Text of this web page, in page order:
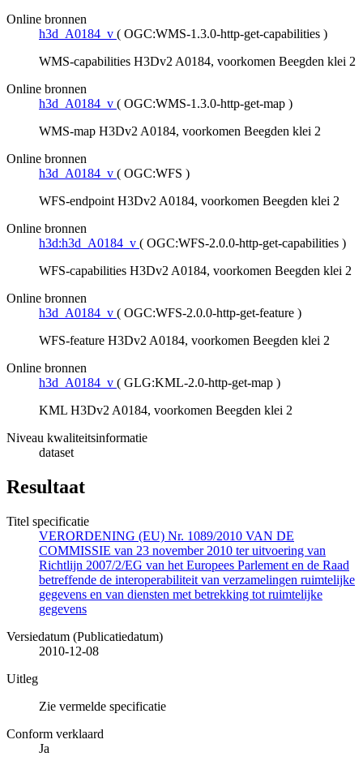
Online bronnen
h3d_A0184_v ( OGC:WMS-1.3.0-http-get-capabilities )
WMS-capabilities H3Dv2 A0184, voorkomen Beegden klei 2
Online bronnen
h3d_A0184_v ( OGC:WMS-1.3.0-http-get-map )
WMS-map H3Dv2 A0184, voorkomen Beegden klei 2
Online bronnen
h3d_A0184_v ( OGC:WFS )
WFS-endpoint H3Dv2 A0184, voorkomen Beegden klei 2
Online bronnen
h3d:h3d_A0184_v ( OGC:WFS-2.0.0-http-get-capabilities )
WFS-capabilities H3Dv2 A0184, voorkomen Beegden klei 2
Online bronnen
h3d_A0184_v ( OGC:WFS-2.0.0-http-get-feature )
WFS-feature H3Dv2 A0184, voorkomen Beegden klei 2
Online bronnen
h3d_A0184_v ( GLG:KML-2.0-http-get-map )
KML H3Dv2 A0184, voorkomen Beegden klei 2
Niveau kwaliteitsinformatie
dataset
Resultaat
Titel specificatie
VERORDENING (EU) Nr. 1089/2010 VAN DE
COMMISSIE van 23 november 2010 ter uitvoering van
Richtlijn 2007/2/EG van het Europees Parlement en de Raad
betreffende de interoperabiliteit van verzamelingen ruimtelijke
gegevens en van diensten met betrekking tot ruimtelijke
gegevens
Versiedatum (Publicatiedatum)
2010-12-08
Uitleg
Zie vermelde specificatie
Conform verklaard
Ja